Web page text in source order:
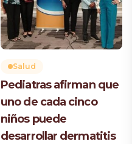
sanitaria para contener la
enfermedad. La
organización afirmó que la
situación se ha agravado en
pocas semanas y requiere
una […]
Salud
Pediatras afirman que
uno de cada cinco
niños puede
desarrollar dermatitis